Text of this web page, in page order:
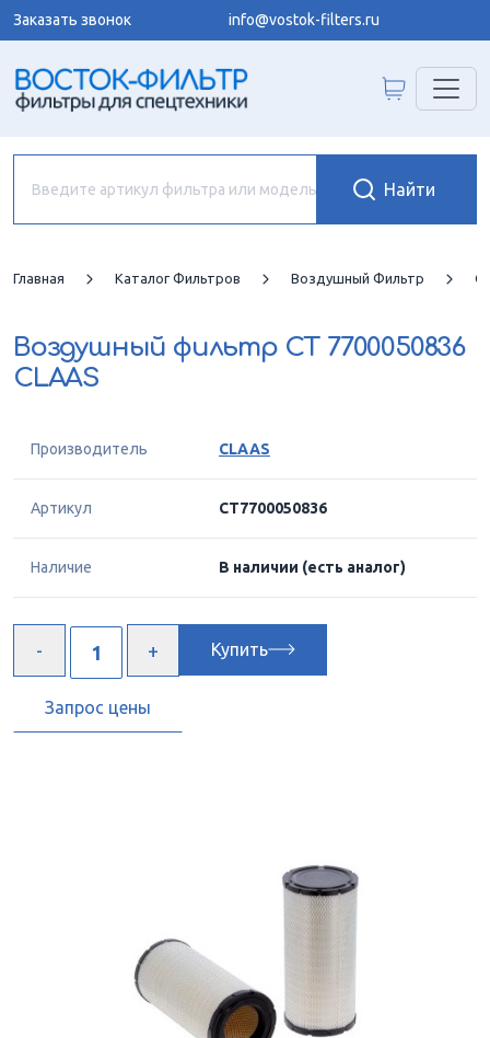
Заказать звонок info@vostok-filters.ru
Главная Каталог Фильтров Воздушный Фильтр
Воздушный фильтр CT 7700050836
CLAAS
Производитель CLAAS
Артикул CT7700050836
Наличие В наличии (есть аналог)
Купить
Запрос цены